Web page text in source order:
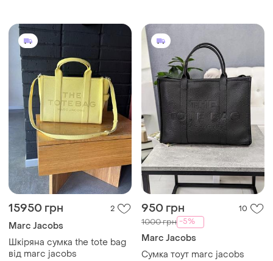
15950 грн 2
Marc Jacobs
Шкіряна сумка the tote bag
від marc jacobs
950 грн 10
1000 грн -5%
Marc Jacobs
Сумка тоут marc jacobs